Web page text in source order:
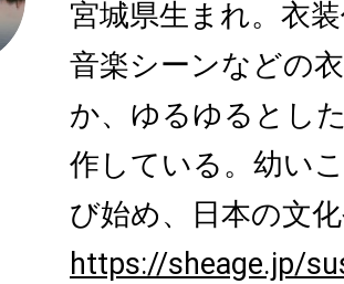
宮城県生まれ。衣
音楽シーンなどの
か、ゆるゆるとし
作している。幼い
び始め、日本の文
https://sheage.jp/